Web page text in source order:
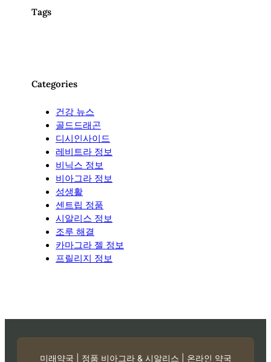
Tags
Categories
건강 뉴스
골드드래곤
디시인사이드
레비트라 정보
비닉스 정보
비아그라 정보
성생활
센트립 정품
시알리스 정보
조루 해결
카마그라 젤 정보
프릴리지 정보
미래약국 | 정품 비아그라 & 시알리스 | 온라인 약국